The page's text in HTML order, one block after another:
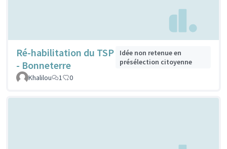
Ré-habilitation du TSP
- Bonneterre
Idée non retenue en
présélection citoyenne
Khalilou
1 0